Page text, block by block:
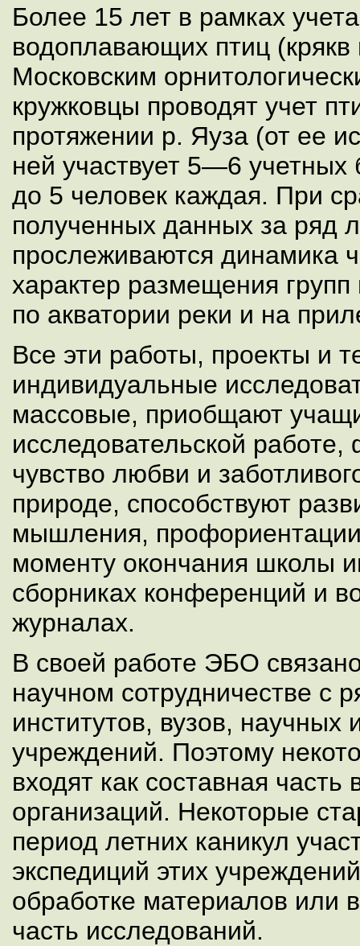
Более 15 лет в рамках
водоплавающих птиц (крякв
Московским
кружковцы проводят учет
протяжении р. Яуза (от ее
ней участвует 5—6 учетных
до 5 человек каждая. При
полученных данных за ряд
прослеживаются динамика
характер размещения
по акватории реки и на
Все эти работы, проекты и
индивидуальные
массовые, приобщают
исследовательской
чувство любви и
природе, способствуют
мышления,
моменту окончания школы
сборниках конференций и
журналах.
В своей работе ЭБО
научном сотрудничестве с
институтов, вузов, научных
учреждений. Поэтому
входят как составная часть
организаций. Некоторые
период летних каникул
экспедиций этих
обработке материалов или
часть исследований.